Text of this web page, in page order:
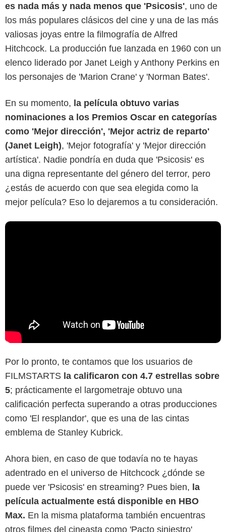
es nada más y nada menos que 'Psicosis', uno de
los más populares clásicos del cine y una de las más
valiosas joyas entre la filmografía de Alfred
Hitchcock. La producción fue lanzada en 1960 con un
elenco liderado por Janet Leigh y Anthony Perkins en
los personajes de 'Marion Crane' y 'Norman Bates'.
En su momento, la película obtuvo varias
nominaciones a los Premios Oscar en categorías
como 'Mejor dirección', 'Mejor actriz de reparto'
(Janet Leigh), 'Mejor fotografía' y 'Mejor dirección
artística'. Nadie pondría en duda que 'Psicosis' es
una digna representante del género del terror, pero
¿estás de acuerdo con que sea elegida como la
mejor película? Eso lo dejaremos a tu consideración.
Por lo pronto, te contamos que los usuarios de
FILMSTARTS la calificaron con 4.7 estrellas sobre
5; prácticamente el largometraje obtuvo una
calificación perfecta superando a otras producciones
como 'El resplandor', que es una de las cintas
emblema de Stanley Kubrick.
Ahora bien, en caso de que todavía no te hayas
adentrado en el universo de Hitchcock ¿dónde se
puede ver 'Psicosis' en streaming? Pues bien, la
película actualmente está disponible en HBO
Max. En la misma plataforma también encuentras
otros filmes del cineasta como 'Pacto siniestro'